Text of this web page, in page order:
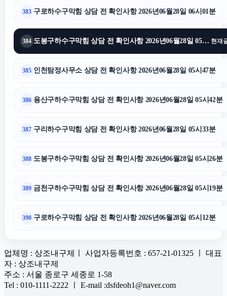
383 구로하수구막힘 상담 전 확인사항 2026년06월28일 06시01분
384 도봉구하수구막힘 상담 전 확인사항 2026년06월28일 05시55분 현재
385 인천탐정사무소 상담 전 확인사항 2026년06월28일 05시47분
386 용산구하수구막힘 상담 전 확인사항 2026년06월28일 05시42분
387 구리하수구막힘 상담 전 확인사항 2026년06월28일 05시33분
388 도봉구하수구막힘 상담 전 확인사항 2026년06월28일 05시26분
389 금천구하수구막힘 상담 전 확인사항 2026년06월28일 05시19분
390 구로하수구막힘 상담 전 확인사항 2026년06월28일 05시12분
업체명 : 상조내구제ㅣ 사업자등록번호 : 657-21-01325 ㅣ 대표
자 : 상조내구제
주소 : 서울 종로구 세종로 1-58
Tel : 010-1111-2222 ㅣ E-mail :dsfdeoh1@naver.com